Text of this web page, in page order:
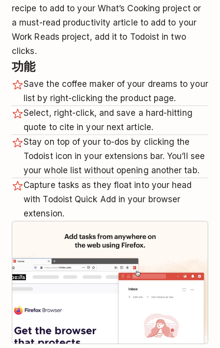
recipe to add to your What’s Cooking project or
a must-read productivity article to add to your
Work Reads project, add it to Todoist in two
clicks.
功能
Save the coffee maker of your dreams to your
list by right-clicking the product page.
Select, right-click, and save a hard-hitting
quote to cite in your next article.
Stay on top of your to-dos by clicking the
Todoist icon in your extensions bar. You’ll see
your whole list without opening another tab.
Capture tasks as they float into your head
with Todoist Quick Add in your browser
extension.